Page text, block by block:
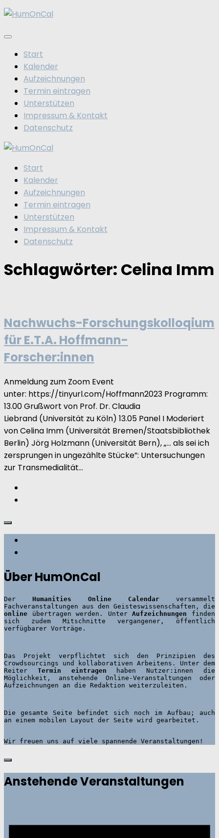
Zum
springen
Start
Kalender
Aufzeichnungen
Termin eintragen
Unterstützen
Impressum & Kontakt
Datenschutz
Start
Kalender
Aufzeichnungen
Termin eintragen
Unterstützen
Impressum & Kontakt
Datenschutz
Schlagwörter: Celina Imm
Nachwuchs-Forschungskolloqium
für E.T.A. Hoffmann-
Forscher:innen
Anmeldung zum Zoom Event
unter: https://tinyurl.com/Hoffmann2023 Programm:
13.00 Grußwort von Prof. Dr. Claudia
Liebrand (Universität zu Köln) 13.05 Panel I Moderiert
von Celina Imm (Universität Bremen/Staatsbibliothek
Berlin) Jörg Holzmann (Universität Bern), „… als sei ich
zersprungen in ungezählte Stücke”: Untersuchungen
zur Transmedialität...
Über HumOnCal
Der Humanities Online Calendar versammelt
online übertragen werden. Unter Aufzeichnungen finden
sich zudem Mitschnitte vergangener, öffentlich
Das Projekt verpflichtet sich den Prinzipien des
Crowdsourcings und kollaborativen Arbeitens. Unter dem
Reiter Termin eintragen haben Nutzer:innen die
Möglichkeit, anstehende Online-Veranstaltungen oder
Aufzeichnungen an die Redaktion weiterzuleiten.
Die gesamte Seite befindet sich noch im Aufbau; auch
Wir freuen uns auf viele spannende Veranstaltungen!
Anstehende Veranstaltungen